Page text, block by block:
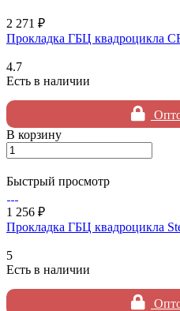
2 271 ₽
Прокладка ГБЦ квадроцикла
4.7
Есть в наличии
В корзину
Быстрый просмотр
1 256 ₽
Прокладка ГБЦ квадроцикла
5
Есть в наличии